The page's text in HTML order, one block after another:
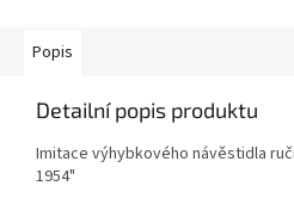
Popis
Detailní popis produktu
Imitace výhybkového návěstidla
1954"